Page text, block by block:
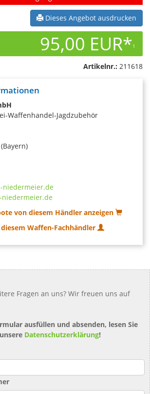
Dieses Angebot ausdrucken
95,00 EUR*1
Artikelnr.: 211618
Waffenhandel-Jagdzubehör
niedermeier.de
von diesem Händler anzeigen
Waffen-Fachhändler
Fragen an uns? Wir freuen uns auf
ausfüllen und absenden, lesen Sie
Datenschutzerklärung!